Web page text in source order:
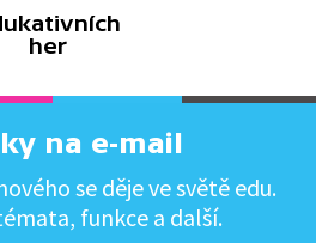
her
na e-mail
se děje ve světě edu.
funkce a další.